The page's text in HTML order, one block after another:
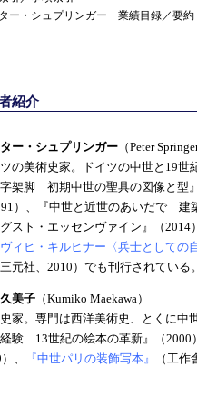
ー・シュプリンガー 業績目録／要約
紹介
ー・シュプリンガー （Peter Springer
ツの美術史家。ドイツの中世と19
字架脚 初期中世の聖具の図像と型
）、『中世と近世のあいだで
スト・エッセンヴァイン』（2014
ィヒ・キルヒナー〈兵士としての
元社、2010）でも刊行されている。
美子 （Kumiko Maekawa）
家。専門は西洋美術史、とくに中
験 13世紀の絵本の革新』（2000
、
『中世パリの装飾写本』 （工作